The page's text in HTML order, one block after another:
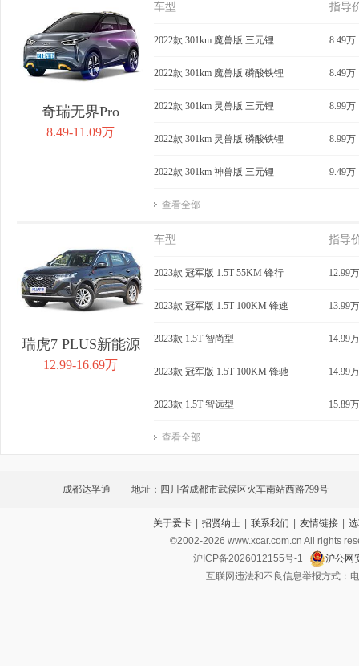
奇瑞无界Pro
8.49-11.09万
车型 指导
2022款 301km 魔兽版 三元锂 8.49万
2022款 301km 魔兽版 磷酸铁锂 8.49万
2022款 301km 灵兽版 三元锂 8.99万
2022款 301km 灵兽版 磷酸铁锂 8.99万
2022款 301km 神兽版 三元锂 9.49万
查看全部
瑞虎7 PLUS新能源
12.99-16.69万
车型 指导
2023款 冠军版 1.5T 55KM 锋行 12.99万
2023款 冠军版 1.5T 100KM 锋速 13.99万
2023款 1.5T 智尚型 14.99万
2023款 冠军版 1.5T 100KM 锋驰 14.99万
2023款 1.5T 智远型 15.89万
查看全部
成都达孚通 地址：四川省成都市武侯区火车南站西路799号
关于爱卡 | 招贤纳士 | 联系我们 | 友情链接 |
©2002-2026 www.xcar.com.cn All rights
沪ICP备2026012155号-1
沪公网
互联网违法和不良信息举报方式：